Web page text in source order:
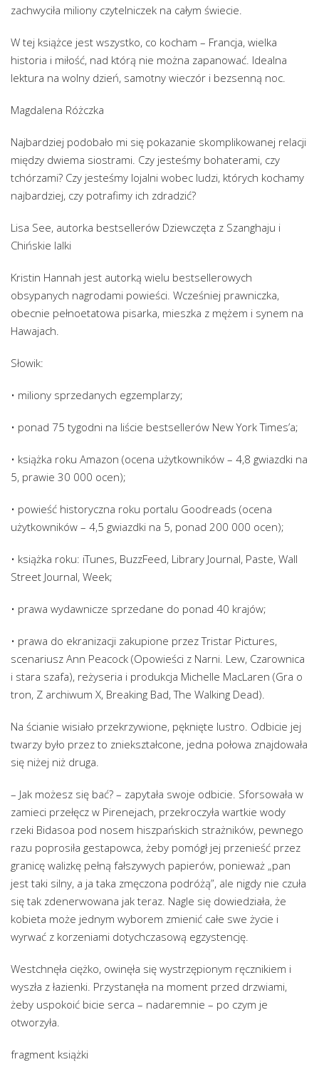
zachwyciła miliony czytelniczek na całym świecie.
W tej książce jest wszystko, co kocham – Francja, wielka
historia i miłość, nad którą nie można zapanować. Idealna
lektura na wolny dzień, samotny wieczór i bezsenną noc.
Magdalena Różczka
Najbardziej podobało mi się pokazanie skomplikowanej relacji
między dwiema siostrami. Czy jesteśmy bohaterami, czy
tchórzami? Czy jesteśmy lojalni wobec ludzi, których kochamy
najbardziej, czy potrafimy ich zdradzić?
Lisa See, autorka bestsellerów Dziewczęta z Szanghaju i
Chińskie lalki
Kristin Hannah jest autorką wielu bestsellerowych
obsypanych nagrodami powieści. Wcześniej prawniczka,
obecnie pełnoetatowa pisarka, mieszka z mężem i synem na
Hawajach.
Słowik:
• miliony sprzedanych egzemplarzy;
• ponad 75 tygodni na liście bestsellerów New York Times’a;
• książka roku Amazon (ocena użytkowników – 4,8 gwiazdki na
5, prawie 30 000 ocen);
• powieść historyczna roku portalu Goodreads (ocena
użytkowników – 4,5 gwiazdki na 5, ponad 200 000 ocen);
• książka roku: iTunes, BuzzFeed, Library Journal, Paste, Wall
Street Journal, Week;
• prawa wydawnicze sprzedane do ponad 40 krajów;
• prawa do ekranizacji zakupione przez Tristar Pictures,
scenariusz Ann Peacock (Opowieści z Narni. Lew, Czarownica
i stara szafa), reżyseria i produkcja Michelle MacLaren (Gra o
tron, Z archiwum X, Breaking Bad, The Walking Dead).
Na ścianie wisiało przekrzywione, pęknięte lustro. Odbicie jej
twarzy było przez to zniekształcone, jedna połowa znajdowała
się niżej niż druga.
– Jak możesz się bać? – zapytała swoje odbicie. Sforsowała w
zamieci przełęcz w Pirenejach, przekroczyła wartkie wody
rzeki Bidasoa pod nosem hiszpańskich strażników, pewnego
razu poprosiła gestapowca, żeby pomógł jej przenieść przez
granicę walizkę pełną fałszywych papierów, ponieważ „pan
jest taki silny, a ja taka zmęczona podróżą”, ale nigdy nie czuła
się tak zdenerwowana jak teraz. Nagle się dowiedziała, że
kobieta może jednym wyborem zmienić całe swe życie i
wyrwać z korzeniami dotychczasową egzystencję.
Westchnęła ciężko, owinęła się wystrzępionym ręcznikiem i
wyszła z łazienki. Przystanęła na moment przed drzwiami,
żeby uspokoić bicie serca – nadaremnie – po czym je
otworzyła.
fragment książki